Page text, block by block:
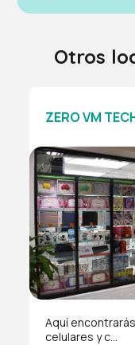
Otros
ZERO VM
Aquí
celulares y c...